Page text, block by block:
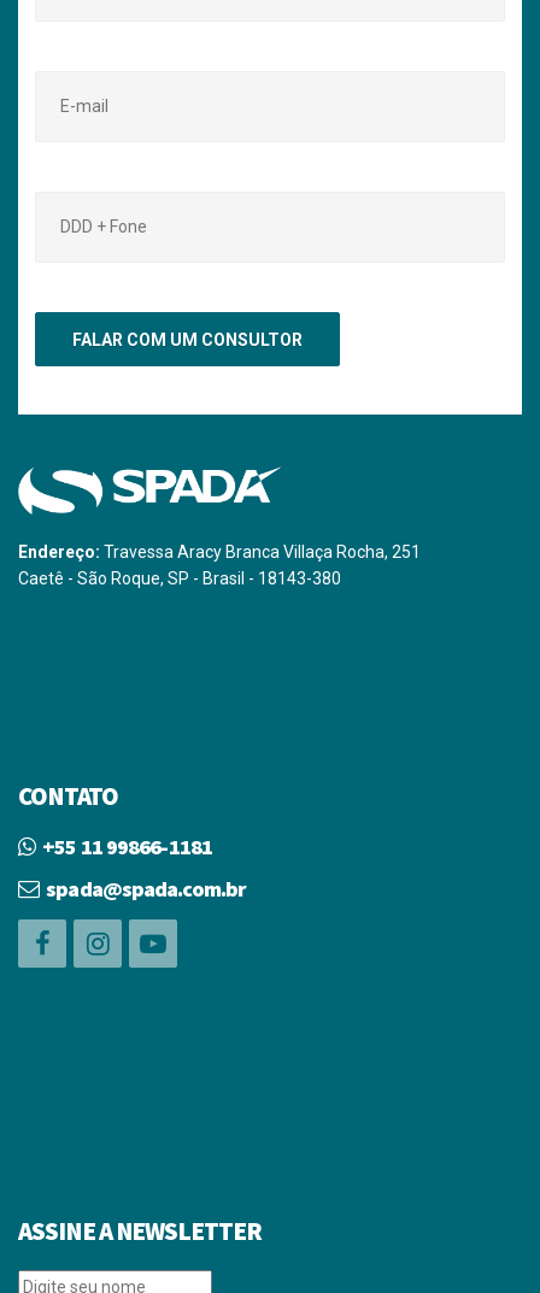
Endereço: Travessa Aracy Branca Villaça Rocha, 251
Caetê - São Roque, SP - Brasil - 18143-380
CONTATO
+55 11 99866-1181
spada@spada.com.br
ASSINE A NEWSLETTER